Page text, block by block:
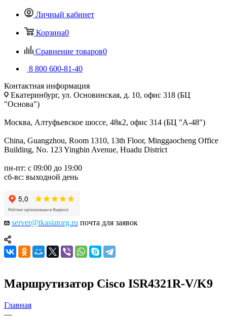
Личный кабинет
Корзина0
Сравнение товаров0
8 800 600-81-40
Контактная информация
Екатеринбург, ул. Основинская, д. 10, офис 318 (БЦ
"Основа")
Москва, Алтуфьевское шоссе, 48к2, офис 314 (БЦ "А-48")
China, Guangzhou, Room 1310, 13th Floor, Minggaocheng Office
Building, No. 123 Yingbin Avenue, Huadu District
пн-пт: с 09:00 до 19:00
сб-вс: выходной день
server@tkasiatorg.ru почта для заявок
Маршрутизатор Cisco ISR4321R-V/K9
Главная
—